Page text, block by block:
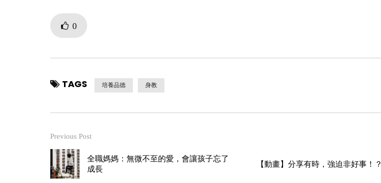
0
TAGS 培養品德 身教
Previous Post
全職媽媽：無微不至的愛，會讓孩子忘了
成長
【動畫】分享有時，強迫非好事！？